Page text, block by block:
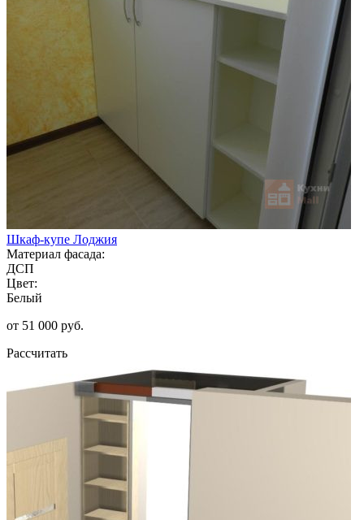
Шкаф-купе Лоджия
Материал фасада:
ДСП
Цвет:
Белый
от 51 000 руб.
Рассчитать